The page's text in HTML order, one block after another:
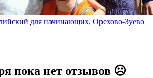
для начинающих, Орехово-Зуево
пока нет отзывов ☹️